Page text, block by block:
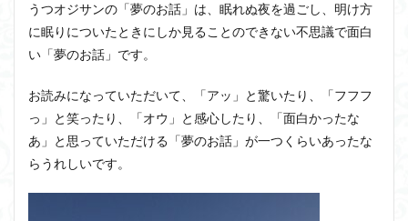
うつオジサンの「夢のお話」は、眠れぬ夜を過ごし、明け方
に眠りについたときにしか見ることのできない不思議で面白
い「夢のお話」です。
お読みになっていただいて、「アッ」と驚いたり、「フフフ
っ」と笑ったり、「オウ」と感心したり、「面白かったな
あ」と思っていただける「夢のお話」が一つくらいあったな
らうれしいです。